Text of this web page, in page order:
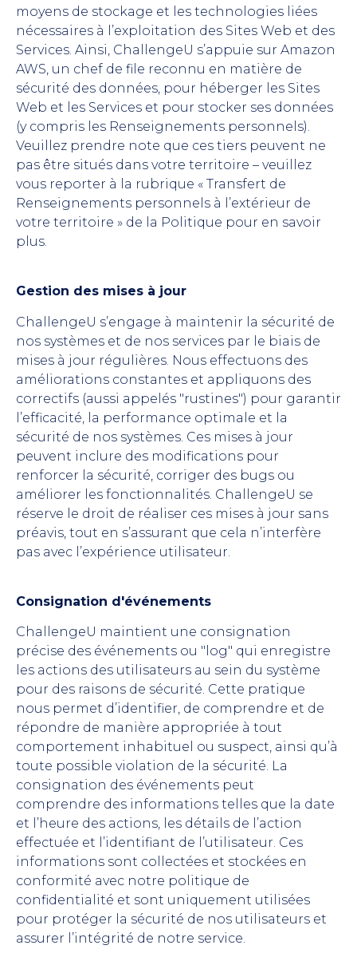
moyens de stockage et les technologies liées
nécessaires à l’exploitation des Sites Web et des
Services. Ainsi, ChallengeU s’appuie sur Amazon
AWS, un chef de file reconnu en matière de
sécurité des données, pour héberger les Sites
Web et les Services et pour stocker ses données
(y compris les Renseignements personnels).
Veuillez prendre note que ces tiers peuvent ne
pas être situés dans votre territoire – veuillez
vous reporter à la rubrique « Transfert de
Renseignements personnels à l’extérieur de
votre territoire » de la Politique pour en savoir
plus.
Gestion des mises à jour
ChallengeU s’engage à maintenir la sécurité de
nos systèmes et de nos services par le biais de
mises à jour régulières. Nous effectuons des
améliorations constantes et appliquons des
correctifs (aussi appelés "rustines") pour garantir
l’efficacité, la performance optimale et la
sécurité de nos systèmes. Ces mises à jour
peuvent inclure des modifications pour
renforcer la sécurité, corriger des bugs ou
améliorer les fonctionnalités. ChallengeU se
réserve le droit de réaliser ces mises à jour sans
préavis, tout en s’assurant que cela n’interfère
pas avec l’expérience utilisateur.
Consignation d'événements
ChallengeU maintient une consignation
précise des événements ou "log" qui enregistre
les actions des utilisateurs au sein du système
pour des raisons de sécurité. Cette pratique
nous permet d’identifier, de comprendre et de
répondre de manière appropriée à tout
comportement inhabituel ou suspect, ainsi qu’à
toute possible violation de la sécurité. La
consignation des événements peut
comprendre des informations telles que la date
et l’heure des actions, les détails de l’action
effectuée et l’identifiant de l’utilisateur. Ces
informations sont collectées et stockées en
conformité avec notre politique de
confidentialité et sont uniquement utilisées
pour protéger la sécurité de nos utilisateurs et
assurer l’intégrité de notre service.